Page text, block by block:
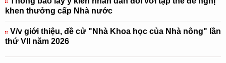
khen thưởng cấp Nhà nước
V/v giới thiệu, đề cử "Nhà Khoa học của Nhà nông" lần
thứ VII năm 2026